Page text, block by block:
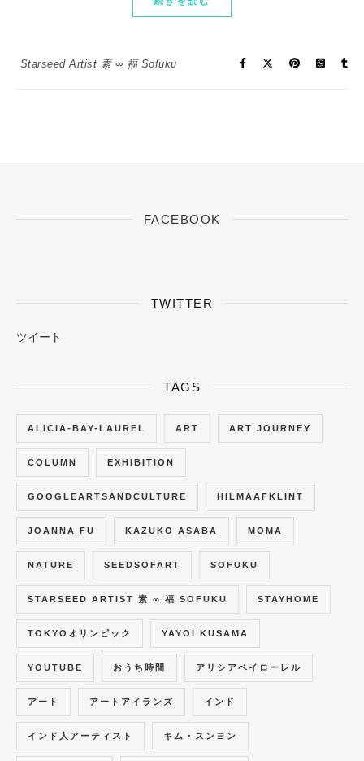
Starseed Artist 素 ∞ 福 Sofuku
FACEBOOK
TWITTER
ツイート
TAGS
ALICIA-BAY-LAUREL ART ART JOURNEY
COLUMN EXHIBITION
GOOGLEARTSANDCULTURE HILMAAFKLINT
JOANNA FU KAZUKO ASABA MOMA
NATURE SEEDSOFART SOFUKU
STARSEED ARTIST 素 ∞ 福 SOFUKU STAYHOME
TOKYOオリンピック YAYOI KUSAMA
YOUTUBE おうち時間 アリシアベイローレル
アート アートアイランズ インド
インド人アーティスト キム・スンヨン